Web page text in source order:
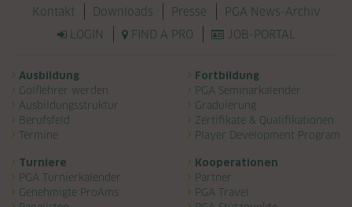
Navigation überspringen
Kontakt Downloads Presse
PGA News-Archiv
LOGIN
FIND A PRO JOB-PORTAL
Navigation überspringen
Ausbildung
Golflehrer werden
Ausbildungsstruktur
Berufsfeld
Termine
Fortbildung
PGA Seminarkalender
Graduierung
Zertifikate & Qualifikationen
Player Development Program
Turniere
PGA Turnierkalender
Genehmigte ProAms
Kooperationen
Partner
PGA Travel